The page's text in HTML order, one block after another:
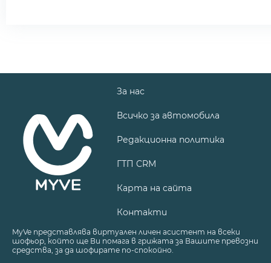
За нас
Всичко за автомобила
Редакционна политика
ГТП CRM
Карта на сайта
Контакти
MyVe представлява виртуален личен асистент на всеки
шофьор, който ще Ви помага в грижата за Вашите превозни
средства, за да шофирате по-спокойно.